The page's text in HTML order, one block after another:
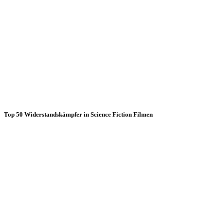
Top 50 Widerstandskämpfer in Science Fiction Filmen